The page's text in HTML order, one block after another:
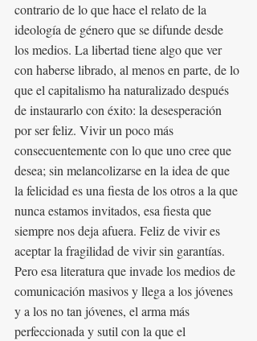
contrario de lo que hace el relato de la
ideología de género que se difunde desde
los medios. La libertad tiene algo que ver
con haberse librado, al menos en parte, de lo
que el capitalismo ha naturalizado después
de instaurarlo con éxito: la desesperación
por ser feliz. Vivir un poco más
consecuentemente con lo que uno cree que
desea; sin melancolizarse en la idea de que
la felicidad es una fiesta de los otros a la que
nunca estamos invitados, esa fiesta que
siempre nos deja afuera. Feliz de vivir es
aceptar la fragilidad de vivir sin garantías.
Pero esa literatura que invade los medios de
comunicación masivos y llega a los jóvenes
y a los no tan jóvenes, el arma más
perfeccionada y sutil con la que el